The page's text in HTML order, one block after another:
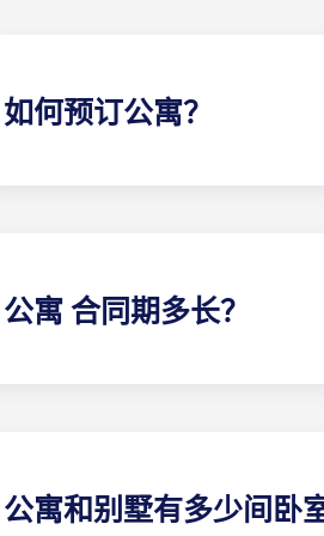
如何预订公寓？
公寓 合同期多长？
公寓和别墅有多少间卧